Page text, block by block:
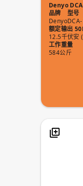
Denyo
品牌
Denyo
型号
额定输出
12.5千伏安
工作重量
584公斤